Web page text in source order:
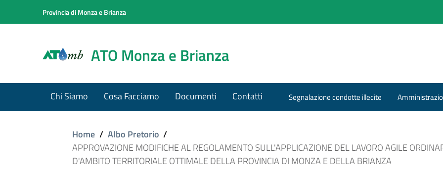
Provincia di Monza e Brianza
ATO Monza e Brianza
Chi Siamo Cosa Facciamo Documenti Contatti Segnalazione condotte illecite
Home / Albo Pretorio /
APPROVAZIONE MODIFICHE AL REGOLAMENTO SULL'APPLICAZIONE DEL LAVORO AGILE
D'AMBITO TERRITORIALE OTTIMALE DELLA PROVINCIA DI MONZA E DELLA BRIANZA